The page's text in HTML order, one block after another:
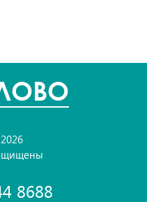
8688